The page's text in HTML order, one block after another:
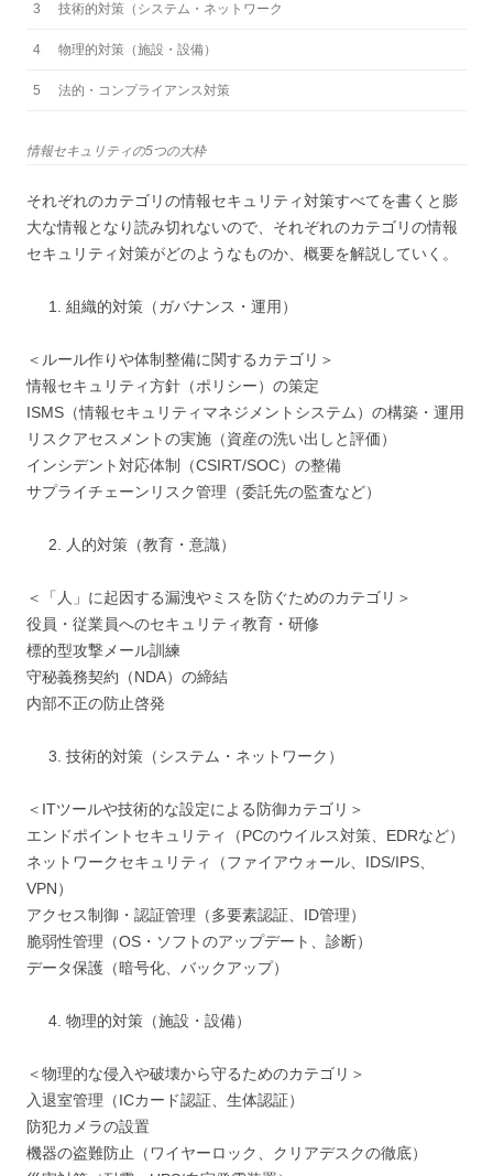
3 技術的対策（システム・ネットワーク
4 物理的対策（施設・設備）
5 法的・コンプライアンス対策
情報セキュリティの5つの大枠
それぞれのカテゴリの情報セキュリティ対策すべてを書くと膨
大な情報となり読み切れないので、それぞれのカテゴリの情報
セキュリティ対策がどのようなものか、概要を解説していく。
組織的対策（ガバナンス・運用）
＜ルール作りや体制整備に関するカテゴリ＞
情報セキュリティ方針（ポリシー）の策定
ISMS（情報セキュリティマネジメントシステム）の構築・運用
リスクアセスメントの実施（資産の洗い出しと評価）
インシデント対応体制（CSIRT/SOC）の整備
サプライチェーンリスク管理（委託先の監査など）
人的対策（教育・意識）
＜「人」に起因する漏洩やミスを防ぐためのカテゴリ＞
役員・従業員へのセキュリティ教育・研修
標的型攻撃メール訓練
守秘義務契約（NDA）の締結
内部不正の防止啓発
技術的対策（システム・ネットワーク）
＜ITツールや技術的な設定による防御カテゴリ＞
エンドポイントセキュリティ（PCのウイルス対策、EDRなど）
ネットワークセキュリティ（ファイアウォール、IDS/IPS、
VPN）
アクセス制御・認証管理（多要素認証、ID管理）
脆弱性管理（OS・ソフトのアップデート、診断）
データ保護（暗号化、バックアップ）
物理的対策（施設・設備）
＜物理的な侵入や破壊から守るためのカテゴリ＞
入退室管理（ICカード認証、生体認証）
防犯カメラの設置
機器の盗難防止（ワイヤーロック、クリアデスクの徹底）